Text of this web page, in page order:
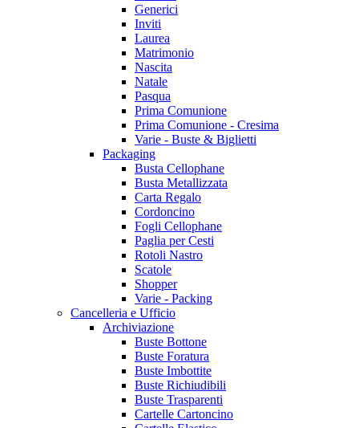
Generici
Inviti
Laurea
Matrimonio
Nascita
Natale
Pasqua
Prima Comunione
Prima Comunione - Cresima
Varie - Buste & Biglietti
Packaging
Busta Cellophane
Busta Metallizzata
Carta Regalo
Cordoncino
Fogli Cellophane
Paglia per Cesti
Rotoli Nastro
Scatole
Shopper
Varie - Packing
Cancelleria e Ufficio
Archiviazione
Buste Bottone
Buste Foratura
Buste Imbottite
Buste Richiudibili
Buste Trasparenti
Cartelle Cartoncino